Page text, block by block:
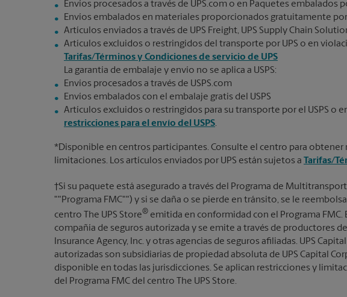
Envíos procesados a través de UPS.com o en Paquetes embalados
Envíos embalados en materiales proporcionados gratuitamente
Artículos enviados a través de UPS Freight, UPS Supply Chain
Artículos excluidos o restringidos del transporte por UPS o en
Tarifas/Términos y Condiciones de servicio de UPS
La garantía de embalaje y envío no se aplica a USPS:
Envíos procesados a través de USPS.com
Envíos embalados con el embalaje gratis del USPS
Artículos excluidos o restringidos para su transporte por el USPS o
restricciones para el envío del USPS.
*Disponible en centros participantes. Consulte el centro para obtener
limitaciones. Los artículos enviados por UPS están sujetos a Tarifas/
†Si su paquete está asegurado a través del Programa de
""Programa FMC"") y si se daña o se pierde en tránsito, se le
centro The UPS Store® emitida en conformidad con el Programa FMC.
compañía de seguros autorizada y se emite a través de productores
Insurance Agency, Inc. y otras agencias de seguros afiliadas. UPS
autorizadas son subsidiarias de propiedad absoluta de UPS Capital
disponible en todas las jurisdicciones. Se aplican restricciones y
del Programa FMC del centro The UPS Store.